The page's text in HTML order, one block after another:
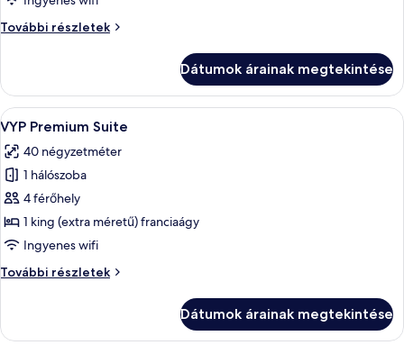
Suite
Beach
Club
Access
További részletek
Tryp
Soluna
Beach
Club
további
részletei
Dátumok árainak megtekintése
A
következő
szoba
összes
képének
megtekintése:
VYP
Suite
Egy modern szállodai szoba, nagy
5
VYP Premium Suite
40 négyzetméter
1 hálószoba
4 férőhely
1 king (extra méretű) franciaágy
Ingyenes wifi
További részletek
VYP
részletei
Dátumok árainak megtekintése